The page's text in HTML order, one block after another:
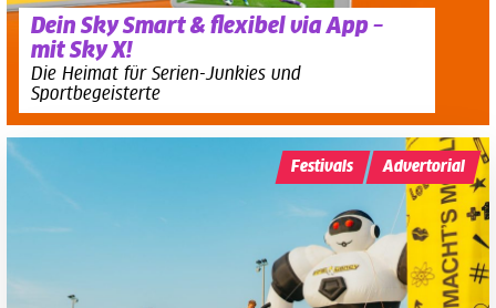
Dein Sky Smart & flexibel via App –
mit Sky X!
Die Heimat für Serien-Junkies und
Sportbegeisterte
Festivals Advertorial